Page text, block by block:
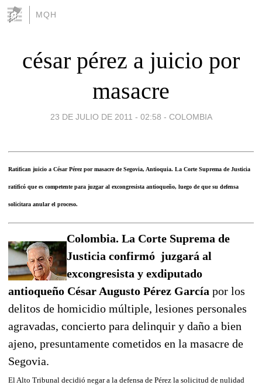
MQH
césar pérez a juicio por
masacre
23 DE JULIO DE 2011 - 02:58 - COLOMBIA
Ratifican juicio a César Pérez por masacre de Segovia, Antioquia. La Corte Suprema de Justicia
ratificó que es competente para juzgar al excongresista antioqueño, luego de que su defensa
solicitara anular el proceso.
Colombia. La Corte Suprema de
Justicia confirmó juzgará al
excongresista y exdiputado
antioqueño César Augusto Pérez García por los
delitos de homicidio múltiple, lesiones personales
agravadas, concierto para delinquir y daño a bien
ajeno, presuntamente cometidos en la masacre de
Segovia.
El Alto Tribunal decidió negar a la defensa de Pérez la solicitud de nulidad